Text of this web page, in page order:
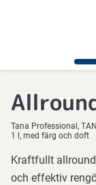
Tana Professional
1 l, med färg och doft
Kraftfullt
och effektiv